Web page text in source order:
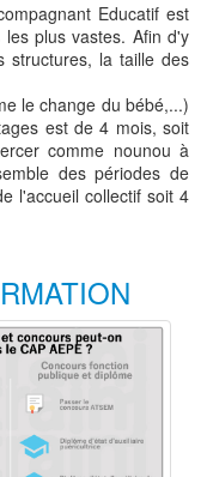
Educatif est
plus vastes. Afin d'y
structures, la taille des
le change du bébé,...)
est de 4 mois, soit
comme nounou à
des périodes de
l'accueil collectif soit 4